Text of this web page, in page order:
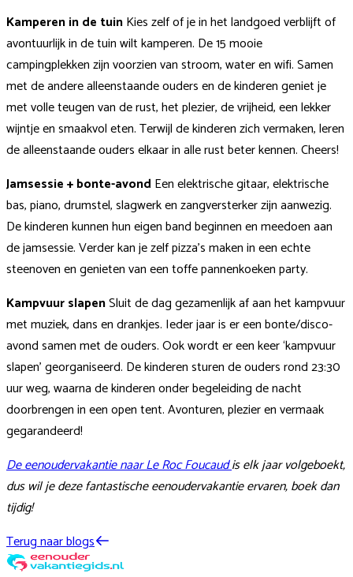
Kamperen in de tuinKies zelf of je in het landgoed verblijft of
avontuurlijk in de tuin wilt kamperen. De 15 mooie
campingplekken zijn voorzien van stroom, water en wifi. Samen
met de andere alleenstaande ouders en de kinderen geniet je
met volle teugen van de rust, het plezier, de vrijheid, een lekker
wijntje en smaakvol eten. Terwijl de kinderen zich vermaken, leren
de alleenstaande ouders elkaar in alle rust beter kennen. Cheers!
Jamsessie + bonte-avond Een elektrische gitaar, elektrische
bas, piano, drumstel, slagwerk en zangversterker zijn aanwezig.
De kinderen kunnen hun eigen band beginnen en meedoen aan
de jamsessie. Verder kan je zelf pizza’s maken in een echte
steenoven en genieten van een toffe pannenkoeken party.
Kampvuur slapenSluit de dag gezamenlijk af aan het kampvuur
met muziek, dans en drankjes. Ieder jaar is er een bonte/disco-
avond samen met de ouders. Ook wordt er een keer ‘kampvuur
slapen’ georganiseerd. De kinderen sturen de ouders rond 23:30
uur weg, waarna de kinderen onder begeleiding de nacht
doorbrengen in een open tent. Avonturen, plezier en vermaak
gegarandeerd!
De eenoudervakantie naar Le Roc Foucaudis elk jaar volgeboekt,
dus wil je deze fantastische eenoudervakantie ervaren, boek dan
tijdig!
Terug naar blogs